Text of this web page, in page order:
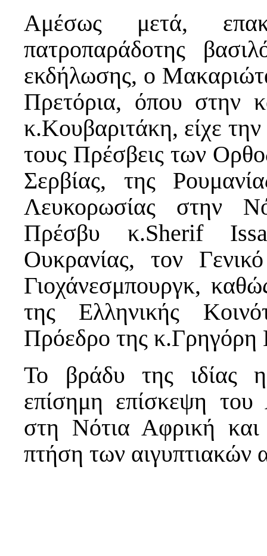
Αμέσως μετά,
πατροπαράδοτης
εκδήλωσης, ο
Πρετόρια, όπου στην
κ.Κουβαριτάκη, είχε
τους Πρέσβεις των
Σερβίας, της
Λευκορωσίας στην
Πρέσβυ κ.Sherif
Ουκρανίας, τον
Γιοχάνεσμπουργκ,
της Ελληνικής
Πρόεδρο της
Το βράδυ της ιδίας
επίσημη επίσκεψη του
στη Νότια Αφρική
πτήση των αιγυπτιακών